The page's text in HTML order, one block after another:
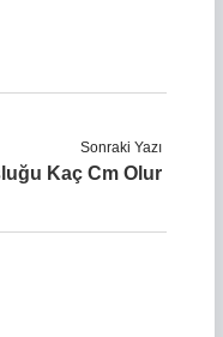
Sonraki Yazı
Kaç Cm Olur